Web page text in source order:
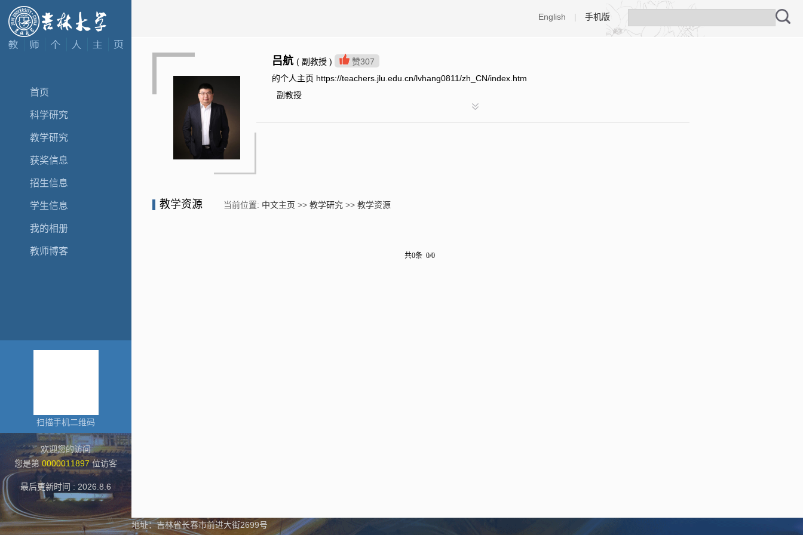
首页
科学研究
教学研究
获奖信息
招生信息
学生信息
我的相册
教师博客
扫描手机二维码
欢迎您的访问
您是第0000011897位访客
最后更新时间 : 2026 8 6
English | 手机版
吕航 ( 副教授 ) 赞307
的个人主页 https://teachers.jlu.edu.cn/lvhang0811/zh_CN/index.htm
副教授
教学资源 当前位置: 中文主页 >> 教学研究 >> 教学资源
共0条 0/0
地址：吉林省长春市前进大街2699号